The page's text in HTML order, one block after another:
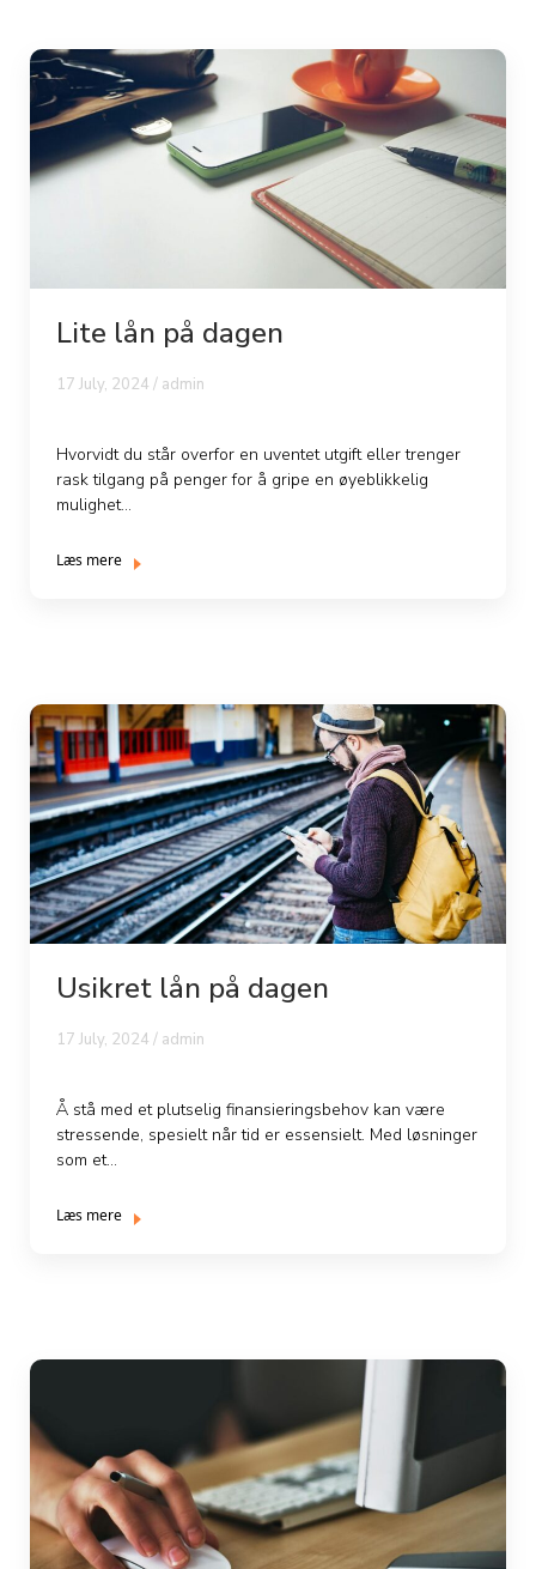
Lite lån på dagen
17 July, 2024 / admin
Hvorvidt du står overfor en uventet utgift eller trenger
rask tilgang på penger for å gripe en øyeblikkelig
mulighet...
Læs mere
Usikret lån på dagen
17 July, 2024 / admin
Å stå med et plutselig finansieringsbehov kan være
stressende, spesielt når tid er essensielt. Med løsninger
som et...
Læs mere